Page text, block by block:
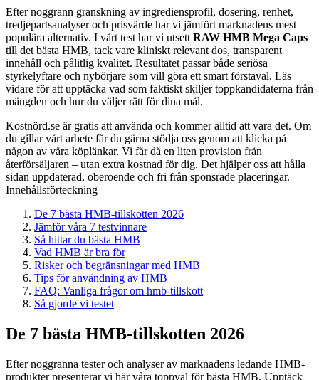
Efter noggrann granskning av ingrediensprofil, dosering, renhet,
tredjepartsanalyser och prisvärde har vi jämfört marknadens mest
populära alternativ. I vårt test har vi utsett RAW HMB Mega Caps
till det bästa HMB, tack vare kliniskt relevant dos, transparent
innehåll och pålitlig kvalitet. Resultatet passar både seriösa
styrkelyftare och nybörjare som vill göra ett smart förstaval. Läs
vidare för att upptäcka vad som faktiskt skiljer toppkandidaterna från
mängden och hur du väljer rätt för dina mål.
Kostnörd.se är gratis att använda och kommer alltid att vara det. Om
du gillar vårt arbete får du gärna stödja oss genom att klicka på
någon av våra köplänkar. Vi får då en liten provision från
återförsäljaren – utan extra kostnad för dig. Det hjälper oss att hålla
sidan uppdaterad, oberoende och fri från sponsrade placeringar.
Innehållsförteckning
De 7 bästa HMB-tillskotten 2026
Jämför våra 7 testvinnare
Så hittar du bästa HMB
Vad HMB är bra för
Risker och begränsningar med HMB
Tips för användning av HMB
FAQ: Vanliga frågor om hmb-tillskott
Så gjorde vi testet
De 7 bästa HMB-tillskotten 2026
Efter noggranna tester och analyser av marknadens ledande HMB-
produkter presenterar vi här våra toppval för bästa HMB. Upptäck